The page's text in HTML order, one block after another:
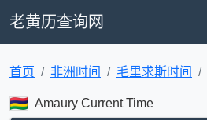
老黄历查询网
首页 非洲时间 毛里求斯时间
Amaury Current Time